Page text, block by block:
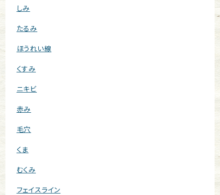
しみ
たるみ
ほうれい線
くすみ
ニキビ
赤み
毛穴
くま
むくみ
フェイスライン